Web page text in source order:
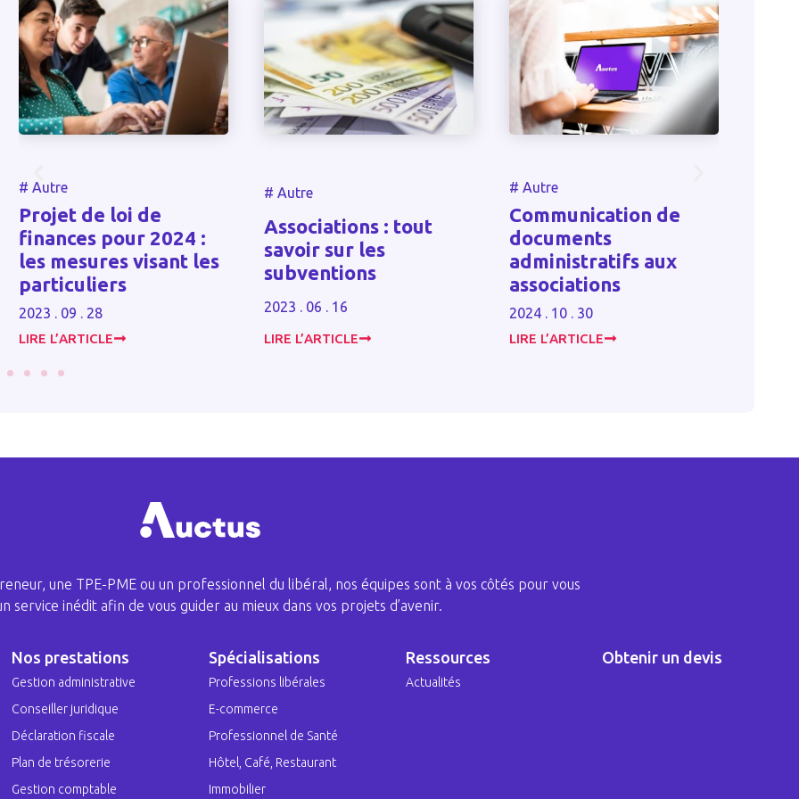
# Autre
Projet de loi de
finances pour 2024 :
les mesures visant les
particuliers
2023 . 09 . 28
LIRE L’ARTICLE
# Autre
Associations : tout
savoir sur les
subventions
2023 . 06 . 16
LIRE L’ARTICLE
# Autre
Communication de
documents
administratifs aux
associations
2024 . 10 . 30
LIRE L’ARTICLE
une TPE-PME ou un professionnel du libéral, nos équipes sont à vos côtés pour vous
service inédit afin de vous guider au mieux dans vos projets d’avenir.
Nos prestations
Gestion administrative
Conseiller juridique
Déclaration fiscale
Plan de trésorerie
Gestion comptable
Spécialisations
Professions libérales
E-commerce
Professionnel de Santé
Hôtel, Café, Restaurant
Immobilier
Ressources
Actualités
Obtenir un devis